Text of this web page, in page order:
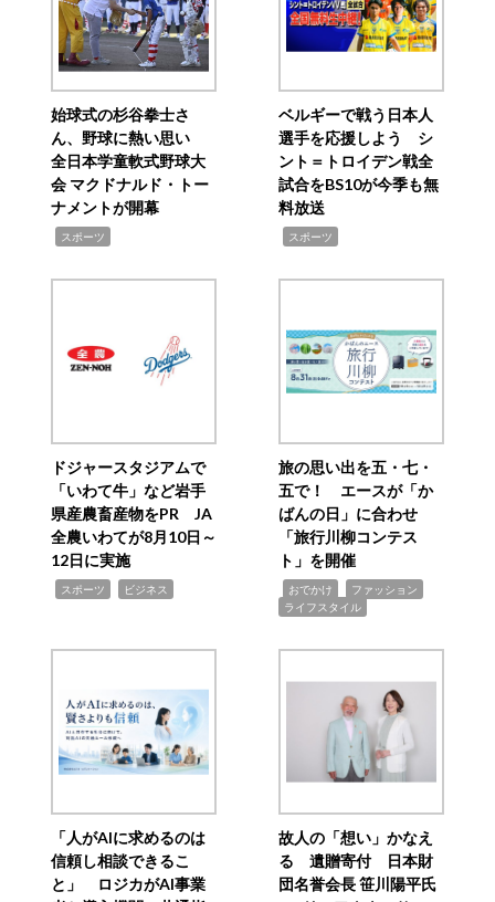
始球式の杉谷拳士さ
ん、野球に熱い思い
全日本学童軟式野球大
会 マクドナルド・トー
ナメントが開幕
スポーツ
ベルギーで戦う日本人
選手を応援しよう シ
ント＝トロイデン戦全
試合をBS10が今季も無
料放送
スポーツ
ドジャースタジアムで
「いわて牛」など岩手
県産農畜産物をPR JA
全農いわてが8月10日～
12日に実施
スポーツ ビジネス
旅の思い出を五・七・
五で！ エースが「か
ばんの日」に合わせ
「旅行川柳コンテス
ト」を開催
おでかけ ファッション
ライフスタイル
「人がAIに求めるのは
信頼し相談できるこ
と」 ロジカがAI事業
故人の「想い」かなえ
る 遺贈寄付 日本財
団名誉会長 笹川陽平氏